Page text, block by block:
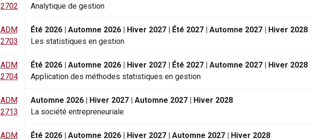
2702
Analytique de gestion
ADM
2703
Été 2026 | Automne 2026 | Hiver 2027 | Été 2027 | Automne 2027 | Hiver 2028
Les statistiques en gestion
ADM
2704
Été 2026 | Automne 2026 | Hiver 2027 | Été 2027 | Automne 2027 | Hiver 2028
Application des méthodes statistiques en gestion
ADM
2713
Automne 2026 | Hiver 2027 | Automne 2027 | Hiver 2028
La société entrepreneuriale
ADM
Été 2026 | Automne 2026 | Hiver 2027 | Automne 2027 | Hiver 2028